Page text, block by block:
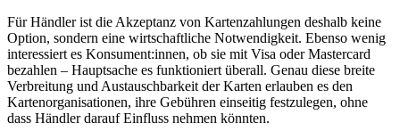
Für Händler ist die Akzeptanz von Kartenzahlungen deshalb keine
Option, sondern eine wirtschaftliche Notwendigkeit. Ebenso wenig
interessiert es Konsument:innen, ob sie mit Visa oder Mastercard
bezahlen – Hauptsache es funktioniert überall. Genau diese breite
Verbreitung und Austauschbarkeit der Karten erlauben es den
Kartenorganisationen, ihre Gebühren einseitig festzulegen, ohne
dass Händler darauf Einfluss nehmen könnten.